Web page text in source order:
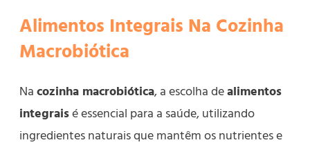
Alimentos Integrais Na Cozinha
Macrobiótica
Nacozinha macrobiótica, a escolha dealimentos
integraisé essencial para a saúde, utilizando
ingredientes naturais que mantêm os nutrientes e